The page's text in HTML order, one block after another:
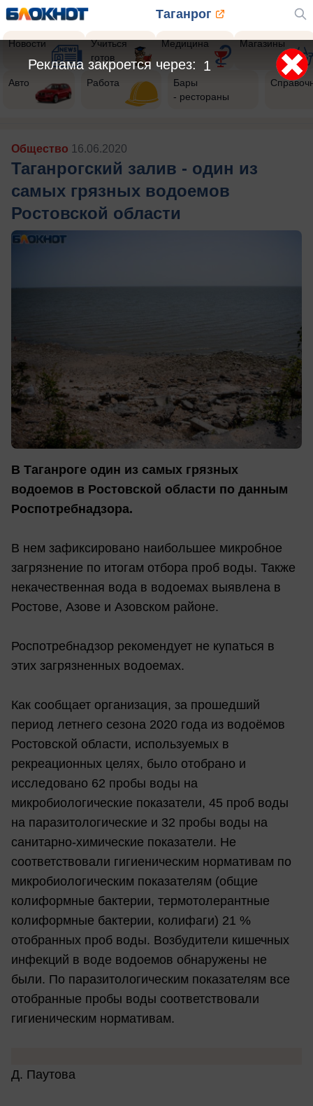
Таганрог
Новости
Учиться
готов
Медицина Магазины
Авто Работа
Бары
- рестораны
Общество 16.06.2020
Таганрогский залив - один из
самых грязных водоемов
Ростовской области
В Таганроге один из самых грязных
водоемов в Ростовской области по данным
Роспотребнадзора.
В нем зафиксировано наибольшее микробное
загрязнение по итогам отбора проб воды. Также
некачественная вода в водоемах выявлена в
Ростове, Азове и Азовском районе.
Роспотребнадзор рекомендует не купаться в
этих загрязненных водоемах.
Как сообщает организация, за прошедший
период летнего сезона 2020 года из водоёмов
Ростовской области, используемых в
рекреационных целях, было отобрано и
исследовано 62 пробы воды на
микробиологические показатели, 45 проб воды
на паразитологические и 32 пробы воды на
санитарно-химические показатели. Не
соответствовали гигиеническим нормативам по
микробиологическим показателям (общие
колиформные бактерии, термотолерантные
колиформные бактерии, колифаги) 21 %
отобранных проб воды. Возбудители кишечных
инфекций в воде водоемов обнаружены не
были. По паразитологическим показателям все
отобранные пробы воды соответствовали
гигиеническим нормативам.
Д. Паутова